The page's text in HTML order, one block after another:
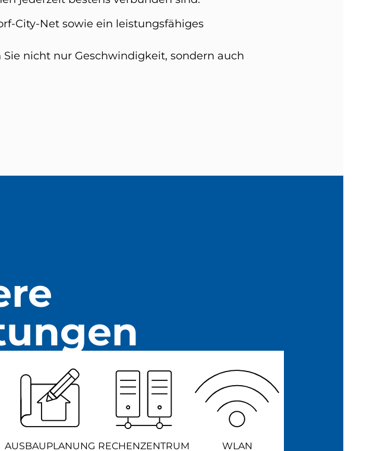
City-Net sowie ein leistungsfähiges
nicht nur Geschwindigkeit, sondern auch
AUSBAUPLANUNG RECHENZENTRUM WLAN